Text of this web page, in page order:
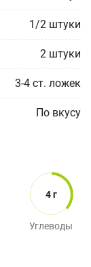
1/2 штуки
2 штуки
3-4 ст. ложек
По вкусу
4 г
Углеводы